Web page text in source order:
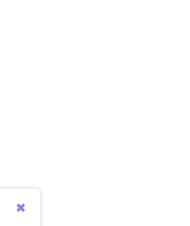
✖